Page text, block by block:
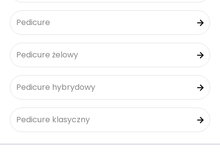
Pedicure
Pedicure żelowy
Pedicure hybrydowy
Pedicure klasyczny